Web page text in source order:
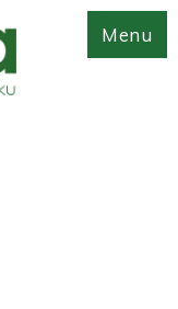
Menu